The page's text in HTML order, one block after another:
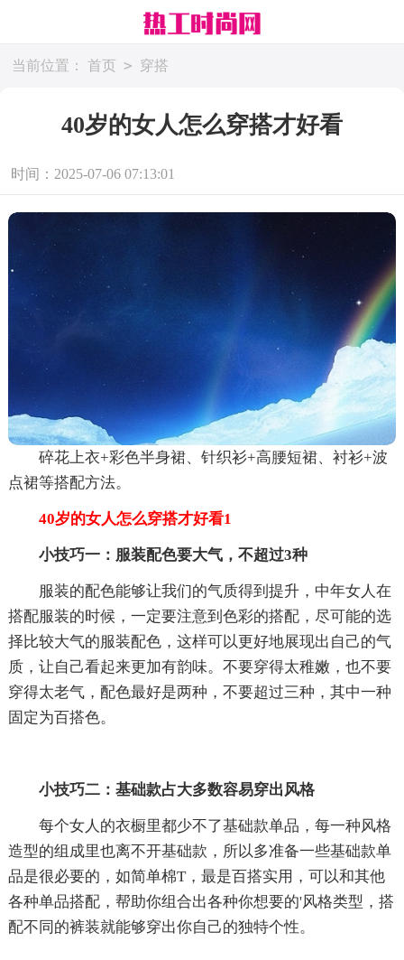
当前位置： 首页 > 穿搭
40岁的女人怎么穿搭才好看
时间：2025-07-06 07:13:01
碎花上衣+彩色半身裙、针织衫+高腰短裙、衬衫+波
点裙等搭配方法。
40岁的女人怎么穿搭才好看1
小技巧一：服装配色要大气，不超过3种
服装的配色能够让我们的气质得到提升，中年女人在
搭配服装的时候，一定要注意到色彩的搭配，尽可能的选
择比较大气的服装配色，这样可以更好地展现出自己的气
质，让自己看起来更加有韵味。不要穿得太稚嫩，也不要
穿得太老气，配色最好是两种，不要超过三种，其中一种
固定为百搭色。
小技巧二：基础款占大多数容易穿出风格
每个女人的衣橱里都少不了基础款单品，每一种风格
造型的组成里也离不开基础款，所以多准备一些基础款单
品是很必要的，如简单棉T，最是百搭实用，可以和其他
各种单品搭配，帮助你组合出各种你想要的'风格类型，搭
配不同的裤装就能够穿出你自己的独特个性。